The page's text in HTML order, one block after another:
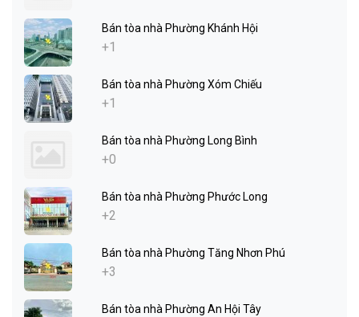
Bán tòa nhà Phường Khánh Hội
+1
Bán tòa nhà Phường Xóm Chiếu
+1
Bán tòa nhà Phường Long Bình
+0
Bán tòa nhà Phường Phước Long
+2
Bán tòa nhà Phường Tăng Nhơn Phú
+3
Bán tòa nhà Phường An Hội Tây